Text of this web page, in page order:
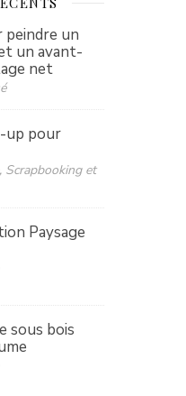
un
un avant-
net
up pour
Scrapbooking et
Paysage
sous bois